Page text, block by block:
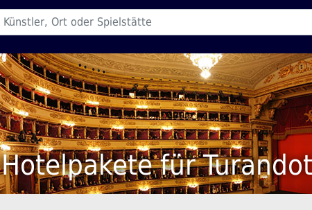
Hotelpakete für Turandot